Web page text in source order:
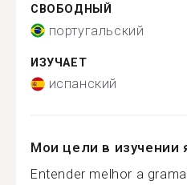
СВОБОДНЫЙ
португальский
ИЗУЧАЕТ
испанский
Мои цели в изучении
Entender melhor a